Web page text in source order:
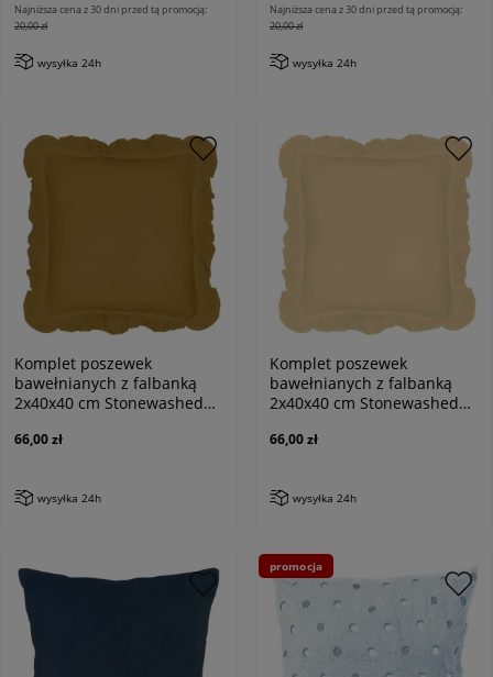
Najniższa cena z 30 dni przed tą promocją:
20,00 zł
wysyłka 24h
Najniższa cena z 30 dni przed tą promocją:
20,00 zł
wysyłka 24h
Komplet poszewek
bawełnianych z falbanką
2x40x40 cm Stonewashed
oliwkowa
66,00 zł
wysyłka 24h
Komplet poszewek
bawełnianych z falbanką
2x40x40 cm Stonewashed
66,00 zł
wysyłka 24h
promocja